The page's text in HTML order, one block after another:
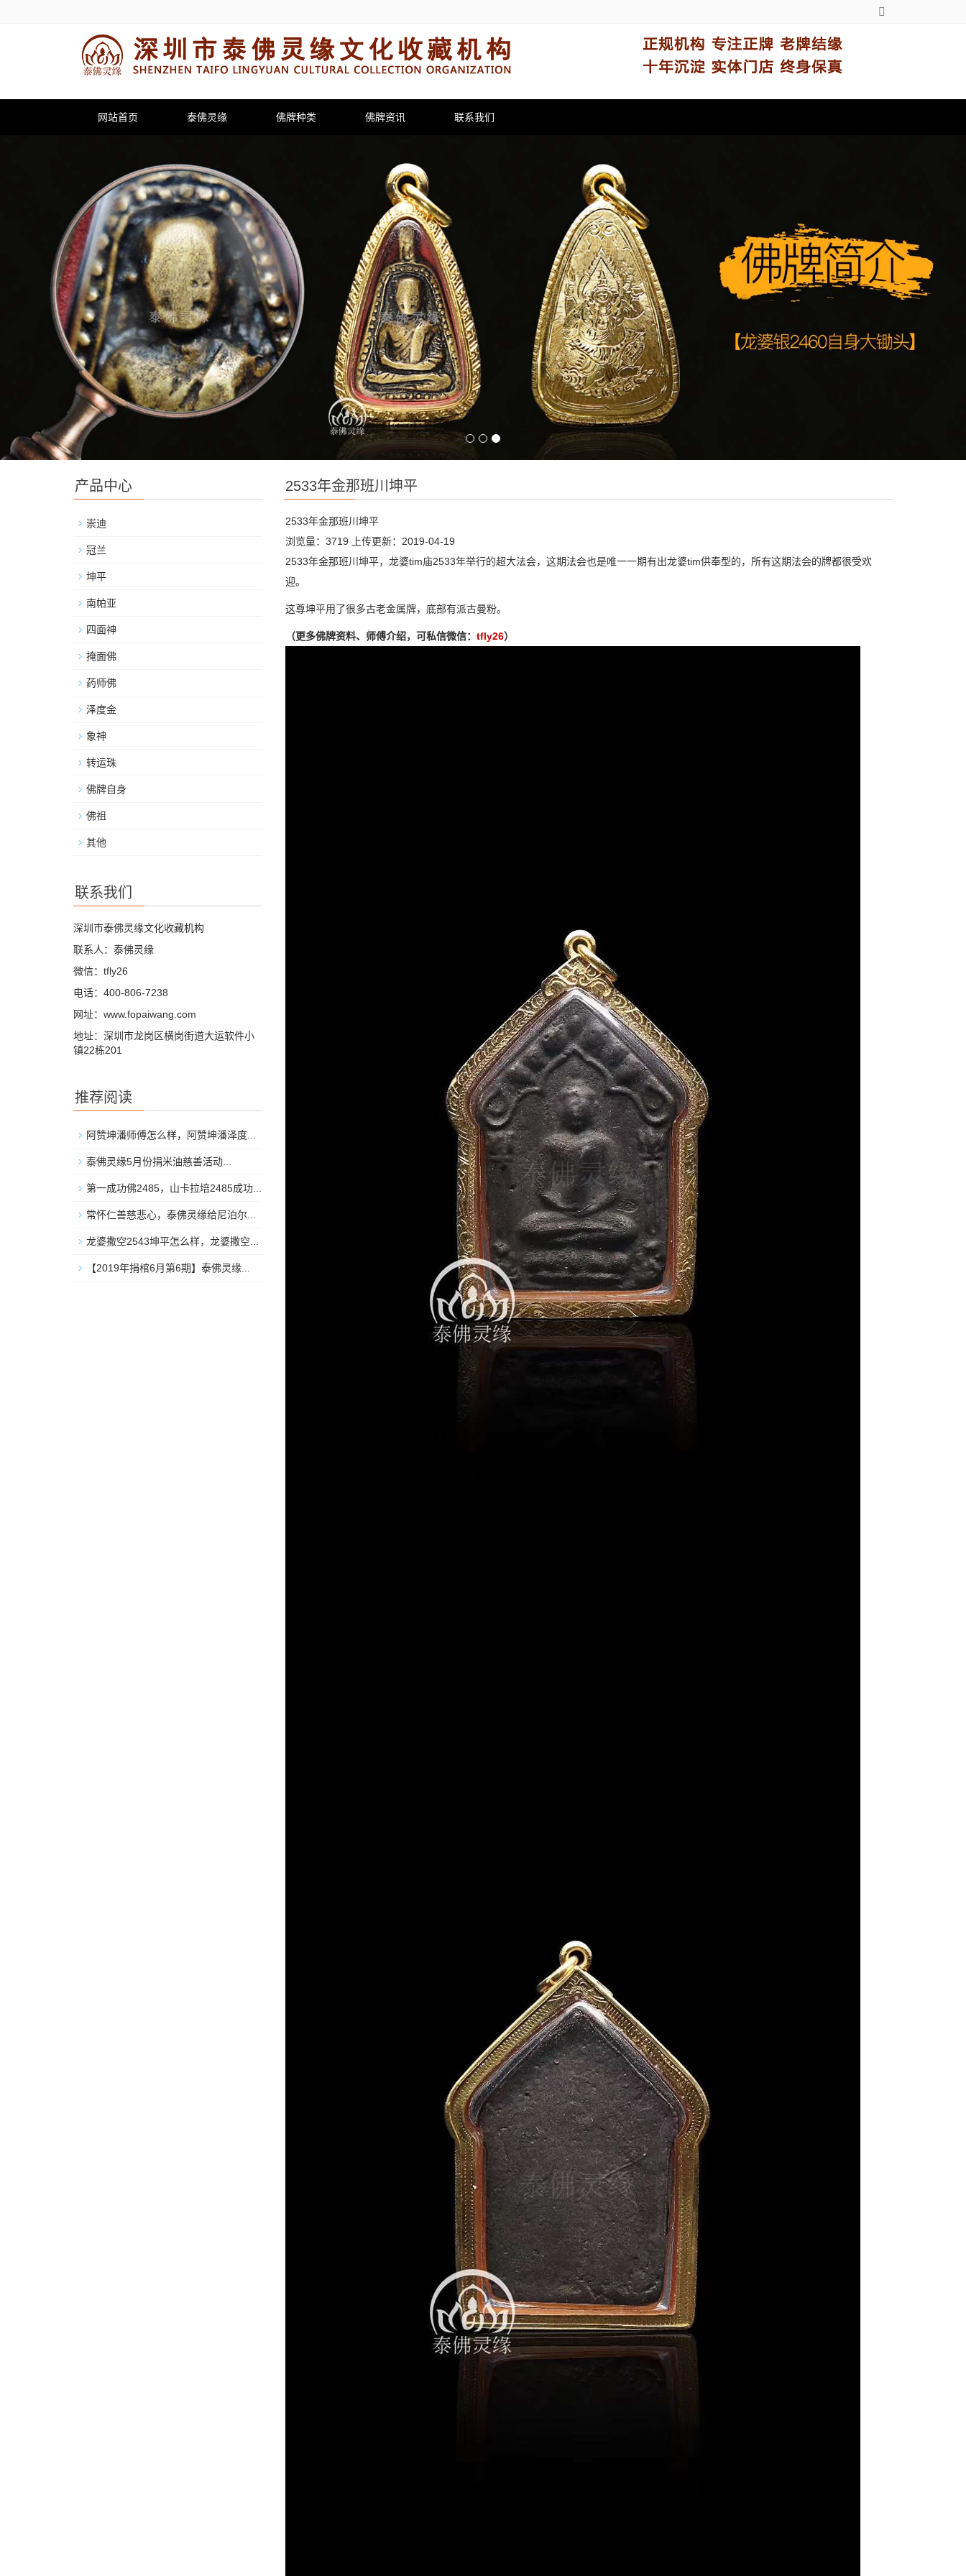
网站首页 泰佛灵缘 佛牌种类 佛牌资讯 联系我们
2533年金那班川坤平
2533年金那班川坤平
浏览量：3719
上传更新：2019-04-19
2533年金那班川坤平，龙婆tim庙2533年举行的超大法会，这期法会也是唯一一期有出龙婆tim供奉型的，所有这期法会的牌都很受欢
迎。
这尊坤平用了很多古老金属牌，底部有派古曼粉。
（更多佛牌资料、师傅介绍，可私信微信： tfly26）
产品中心
崇迪
冠兰
坤平
南帕亚
四面神
掩面佛
药师佛
泽度金
象神
转运珠
佛牌自身
佛祖
其他
联系我们
深圳市泰佛灵缘文化收藏机构
联系人：泰佛灵缘
微信：tfly26
电话：400-806-7238
网址：www.fopaiwang.com
地址：深圳市龙岗区横岗街道大运软件小
镇22栋201
推荐阅读
阿赞坤潘师傅怎么样，阿赞坤潘泽度...
泰佛灵缘5月份捐米油慈善活动...
第一成功佛2485，山卡拉培2485成功...
常怀仁善慈悲心，泰佛灵缘给尼泊尔...
龙婆撒空2543坤平怎么样，龙婆撒空...
【2019年捐棺6月第6期】泰佛灵缘...